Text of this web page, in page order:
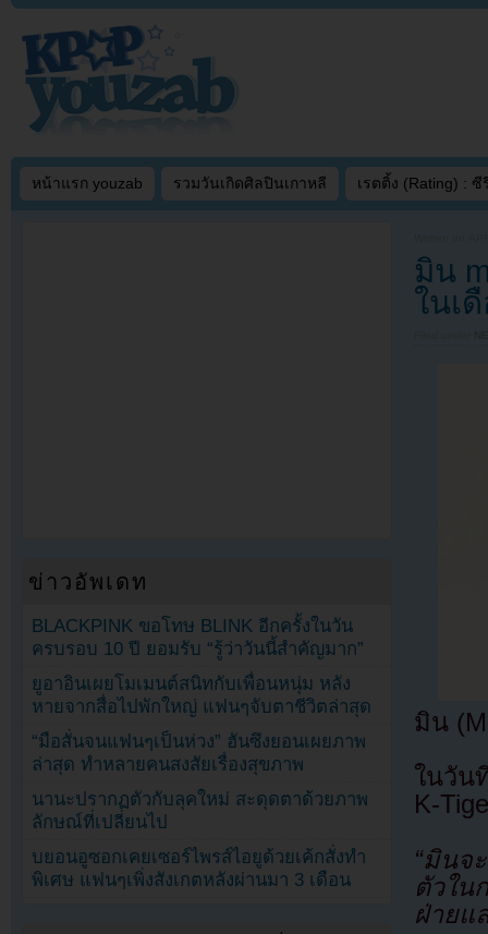
หน้าแรก youzab รวมวันเกิดศิลปินเกาหลี เรตติ้ง (Rating) : ซี
มิน
ในเ
มิน
ในวัน
K-
“มินจ
ตัวใน
ฝ่ายแ
ข่าวอัพเดท
BLACKPINK ขอโทษ BLINK อีกครั้งในวัน
ครบรอบ 10 ปี ยอมรับ “รู้ว่าวันนี้สำคัญมาก”
ยูอาอินเผยโมเมนต์สนิทกับเพื่อนหนุ่ม หลัง
หายจากสื่อไปพักใหญ่ แฟนๆจับตาชีวิตล่าสุด
“มือสั่นจนแฟนๆเป็นห่วง” ฮันซึงยอนเผยภาพ
ล่าสุด ทำหลายคนสงสัยเรื่องสุขภาพ
นานะปรากฏตัวกับลุคใหม่ สะดุดตาด้วยภาพ
ลักษณ์ที่เปลี่ยนไป
บยอนอูซอกเคยเซอร์ไพรส์ไอยูด้วยเค้กสั่งทำ
พิเศษ แฟนๆเพิ่งสังเกตหลังผ่านมา 3 เดือน